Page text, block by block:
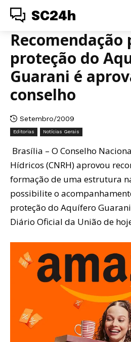
SC24h
Recomendação
proteção do
Guarani é
conselho
Setembro/2009
Editorias Notícias Gerais
Brasília – O Conselho
Hídricos (CNRH) aprovou
formação de uma estrutura
possibilite o
proteção do Aquífero
Diário Oficial da União de